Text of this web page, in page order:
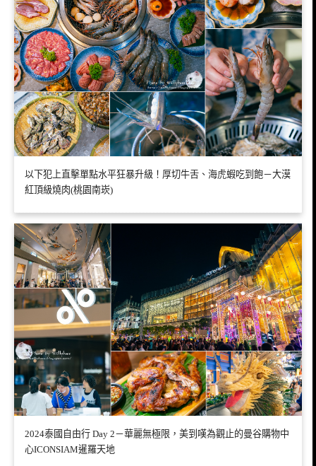
以下犯上直擊單點水平狂暴升級！厚切牛舌、海虎蝦吃到飽－大漠
紅頂級燒肉(桃園南崁)
2024泰國自由行 Day 2－華麗無極限，美到嘆為觀止的曼谷購物中
心ICONSIAM暹羅天地